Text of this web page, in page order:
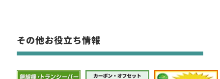
その他お役立ち情報